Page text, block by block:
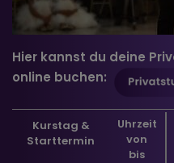
Hier kannst du deine
online buchen:
Kurstag &
Starttermin
Uhrzeit
von
bis